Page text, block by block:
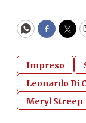
WhatsApp
Impreso
Leonardo Di
Meryl Streep